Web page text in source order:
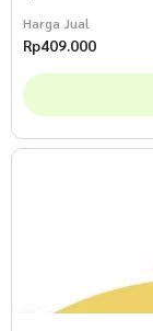
Harga Jual
Rp409.000